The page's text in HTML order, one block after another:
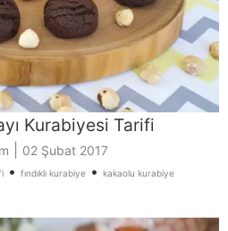
Kurabiyesi Tarifi
02 Şubat 2017
• fındıklı kurabiye • kakaolu kurabiye